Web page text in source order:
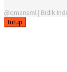
@qmansml | Bidik
tutup